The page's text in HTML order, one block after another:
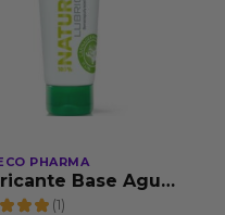
PHARMA
Base Agua
Natural 125 ml
(1)